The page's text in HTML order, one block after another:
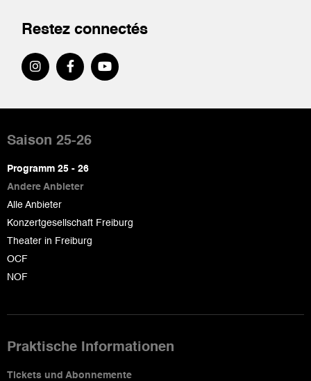
Restez connectés
de
page
Saison 25-26
Programm 25 - 26
Andere Anbieter
Alle Anbieter
Konzertgesellschaft Freiburg
Theater in Freiburg
OCF
NOF
Praktische Informationen
Tickets und Abonnemente